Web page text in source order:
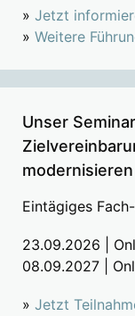
» Jetzt
» Weitere
Unser
modernisieren
Eintägiges
23.09.2026 |
08.09.2027 |
» Jetzt